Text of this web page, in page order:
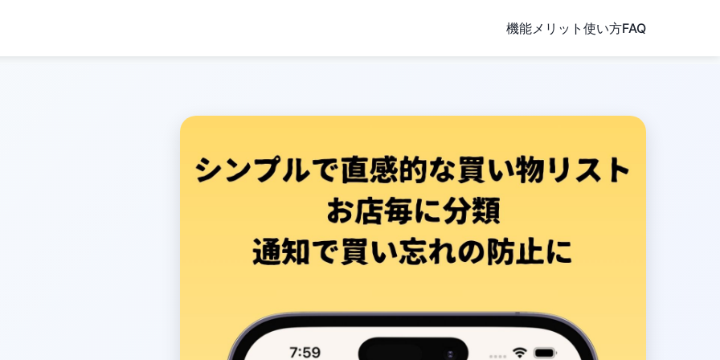
機能 メリット 使い方FAQ